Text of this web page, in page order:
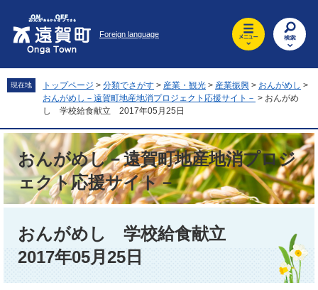
先
頭
。
を
飛
て
へ
Foreign language
現在地 トップページ > 分類でさがす > 産業・観光 > 産業振興 > おんがめし >
おんがめし－遠賀町地産地消プロジェクト応援サイト－ > おんがめ
し 学校給食献立 2017年05月25日
おんがめし－遠賀町地産地消プロジ
ェクト応援サイト－
おんがめし 学校給食献立
2017年05月25日